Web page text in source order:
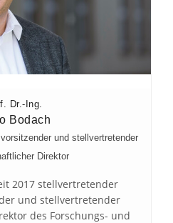
Dr.-Ing.
Bodach
und stellvertretender
Direktor
2017 stellvertretender
und stellvertretender
des Forschungs- und